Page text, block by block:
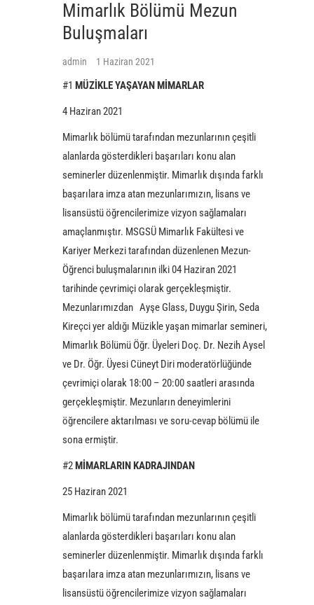
Mimarlık Bölümü Mezun
Buluşmaları
admin 1 Haziran 2021
#1 MÜZİKLE YAŞAYAN MİMARLAR
4 Haziran 2021
Mimarlık bölümü tarafından mezunlarının çeşitli
alanlarda gösterdikleri başarıları konu alan
seminerler düzenlenmiştir. Mimarlık dışında farklı
başarılara imza atan mezunlarımızın, lisans ve
lisansüstü öğrencilerimize vizyon sağlamaları
amaçlanmıştır. MSGSÜ Mimarlık Fakültesi ve
Kariyer Merkezi tarafından düzenlenen Mezun-
Öğrenci buluşmalarının ilki 04 Haziran 2021
tarihinde çevrimiçi olarak gerçekleşmiştir.
Mezunlarımızdan Ayşe Glass, Duygu Şirin, Seda
Kireçci yer aldığı Müzikle yaşan mimarlar semineri,
Mimarlık Bölümü Öğr. Üyeleri Doç. Dr. Nezih Aysel
ve Dr. Öğr. Üyesi Cüneyt Diri moderatörlüğünde
çevrimiçi olarak 18:00 – 20:00 saatleri arasında
gerçekleşmiştir. Mezunların deneyimlerini
öğrencilere aktarılması ve soru-cevap bölümü ile
sona ermiştir.
#2 MİMARLARIN KADRAJINDAN
25 Haziran 2021
Mimarlık bölümü tarafından mezunlarının çeşitli
alanlarda gösterdikleri başarıları konu alan
seminerler düzenlenmiştir. Mimarlık dışında farklı
başarılara imza atan mezunlarımızın, lisans ve
lisansüstü öğrencilerimize vizyon sağlamaları